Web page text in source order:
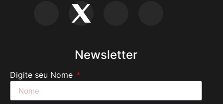
Newsletter
Digite seu Nome